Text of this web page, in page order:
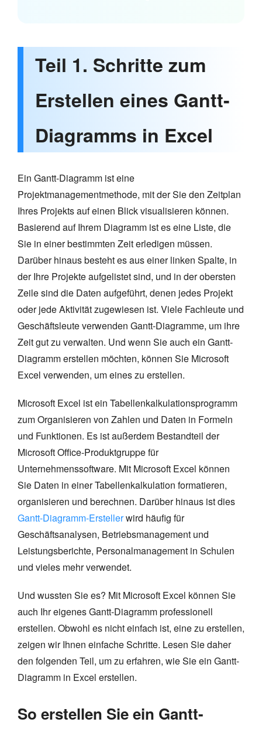
Teil 1. Schritte zum
Erstellen eines Gantt-
Diagramms in Excel
Ein Gantt-Diagramm ist eine
Projektmanagementmethode, mit der Sie den Zeitplan
Ihres Projekts auf einen Blick visualisieren können.
Basierend auf Ihrem Diagramm ist es eine Liste, die
Sie in einer bestimmten Zeit erledigen müssen.
Darüber hinaus besteht es aus einer linken Spalte, in
der Ihre Projekte aufgelistet sind, und in der obersten
Zeile sind die Daten aufgeführt, denen jedes Projekt
oder jede Aktivität zugewiesen ist. Viele Fachleute und
Geschäftsleute verwenden Gantt-Diagramme, um ihre
Zeit gut zu verwalten. Und wenn Sie auch ein Gantt-
Diagramm erstellen möchten, können Sie Microsoft
Excel verwenden, um eines zu erstellen.
Microsoft Excel ist ein Tabellenkalkulationsprogramm
zum Organisieren von Zahlen und Daten in Formeln
und Funktionen. Es ist außerdem Bestandteil der
Microsoft Office-Produktgruppe für
Unternehmenssoftware. Mit Microsoft Excel können
Sie Daten in einer Tabellenkalkulation formatieren,
organisieren und berechnen. Darüber hinaus ist dies
Gantt-Diagramm-Erstellerwird häufig für
Geschäftsanalysen, Betriebsmanagement und
Leistungsberichte, Personalmanagement in Schulen
und vieles mehr verwendet.
Und wussten Sie es? Mit Microsoft Excel können Sie
auch Ihr eigenes Gantt-Diagramm professionell
erstellen. Obwohl es nicht einfach ist, eine zu erstellen,
zeigen wir Ihnen einfache Schritte. Lesen Sie daher
den folgenden Teil, um zu erfahren, wie Sie ein Gantt-
Diagramm in Excel erstellen.
So erstellen Sie ein Gantt-